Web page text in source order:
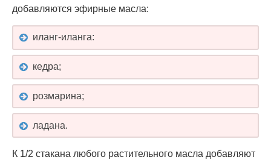
добавляются эфирные масла:
иланг-иланга:
кедра;
розмарина;
ладана.
К 1/2 стакана любого растительного масла добавляют